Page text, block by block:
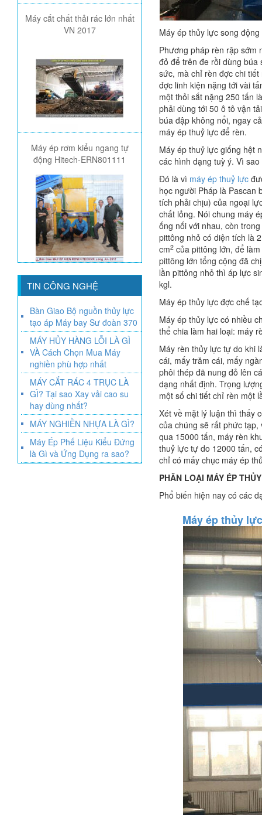
Máy cắt chất thải rác lớn nhất
VN 2017
Máy ép rơm kiểu ngang tự
động Hitech-ERN801111
TIN CÔNG NGHỆ
Bàn Giao Bộ nguồn thủy lực
tạo áp Máy bay Sư đoàn 370
MÁY HỦY HÀNG LỖI LÀ GÌ
VÀ Cách Chọn Mua Máy
nghiền phù hợp nhất
MÁY CẮT RÁC 4 TRỤC LÀ
GÌ? Tại sao Xay vải cao su
hay dùng nhất?
MÁY NGHIỀN NHỰA LÀ GÌ?
Máy Ép Phế Liệu Kiểu Đứng
là Gì và Ứng Dụng ra sao?
Máy ép thủy lực song
Ph­ương pháp rèn rập sớm
đỏ để trên đe rồi dùng
sức, mà chỉ rèn đ­ợc chi
đ­ợc linh kiện nặng tới vài
một thỏi sắt nặng 250 tấn
phải dùng tới 50 ô tô vận
búa đập không nổi, ngay
máy ép thuỷ lực để rèn.
Máy ép thuỷ lực giống hệt
các hình dạng tuỳ ý. Vì
Đó là vì máy ép thuỷ lực
học ng­ười Pháp là Pascan
tích phải chịu) của ngoại
chất lỏng. Nói chung máy
ống nối với nhau, còn
pittông nhỏ có diện tích là
cm2 của pittông lớn, để
pittông lớn tổng cộng đã
lần pittông nhỏ thì áp lực
kgl.
Máy ép thủy lực đ­ợc chế
Máy ép thủy lực có nhiều
thể chia làm hai loại: máy
Máy rèn thủy lực tự do khi
cái, mấy trăm cái, mấy
phôi thép đã nung đỏ lên
dạng nhất định. Trọng
một số chi tiết chỉ rèn một
Xét về mặt lý luận thì thấy
của chúng sẽ rất phức
qua 15000 tấn, máy rèn
thuỷ lực tự do 12000 tấn,
chỉ có mấy chục máy ép
PHÂN LOẠI MÁY ÉP
Phổ biến hiện nay có các
Máy ép thủy